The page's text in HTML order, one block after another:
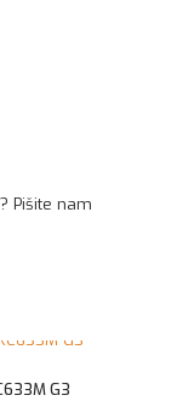
Pišite nam
G3